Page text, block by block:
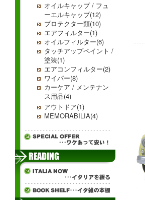
オイルキャップ / フュ
ーエルキャップ(12)
プロテクター類(10)
エアフィルター(1)
オイルフィルター(6)
タッチアップペイント /
塗装(1)
エアコンフィルター(2)
ワイパー(8)
カーケア / メンテナン
ス用品(4)
アウトドア(1)
MEMORABILIA(4)